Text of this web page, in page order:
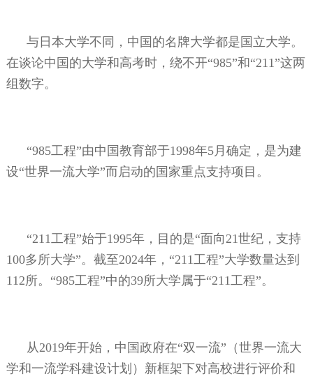
与日本大学不同，中国的名牌大学都是国立大学。
在谈论中国的大学和高考时，绕不开“985”和“211”这两
组数字。
“985工程”由中国教育部于1998年5 月确定，是为建
设“世界一流大学”而启动的国家重点支持项目。
“211 工程”始于1995年，目的是“面向 21世纪，支持
100多所大学”。截至2024年，“211 工程”大学数量达到
112所。“985工程”中的39所大学属于“211 工程”。
从2019年开始，中国政府在“双一流”（世界一流大
学和一流学科建设计划）新框架下对高校进行评价和